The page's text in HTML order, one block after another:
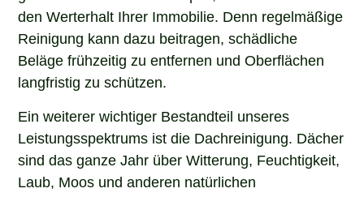
den Werterhalt Ihrer Immobilie. Denn regelmäßige
Reinigung kann dazu beitragen, schädliche
Beläge frühzeitig zu entfernen und Oberflächen
langfristig zu schützen.
Ein weiterer wichtiger Bestandteil unseres
Leistungsspektrums ist die Dachreinigung. Dächer
sind das ganze Jahr über Witterung, Feuchtigkeit,
Laub, Moos und anderen natürlichen